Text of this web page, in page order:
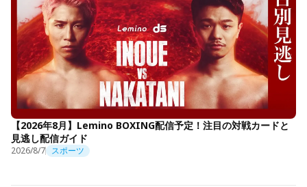
【2026年8月】Lemino BOXING配信予定！注目の対戦カードと
見逃し配信ガイド
2026/8/7 スポーツ